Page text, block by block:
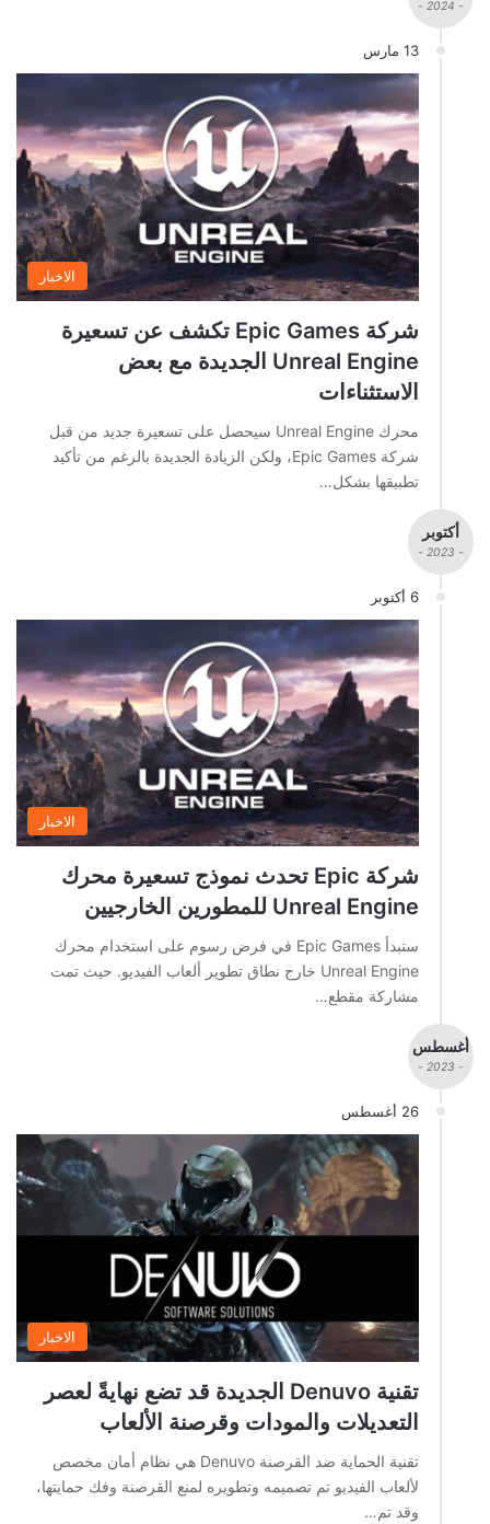
- 2024 -
13 مارس
الاخبار
شركة Epic Games تكشف عن تسعيرة
Unreal Engine الجديدة مع بعض
الاستثناءات
محرك Unreal Engine سيحصل على تسعيرة جديد من قبل
شركة Epic Games، ولكن الزيادة الجديدة بالرغم من تأكيد
تطبيقها بشكل…
أكتوبر
- 2023 -
6 أكتوبر
الاخبار
شركة Epic تحدث نموذج تسعيرة محرك
Unreal Engine للمطورين الخارجيين
ستبدأ Epic Games في فرض رسوم على استخدام محرك
Unreal Engine خارج نطاق تطوير ألعاب الفيديو. حيث تمت
مشاركة مقطع…
أغسطس
- 2023 -
26 أغسطس
الاخبار
تقنية Denuvo الجديدة قد تضع نهايةً لعصر
التعديلات والمودات وقرصنة الألعاب
تقنية الحماية ضد القرصنة Denuvo هي نظام أمان مخصص
لألعاب الفيديو تم تصميمه وتطويره لمنع القرصنة وفك حمايتها،
وقد تم…